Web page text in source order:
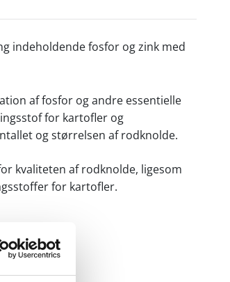
indeholdende fosfor og zink med
af fosfor og andre essentielle
for kartofler og
og størrelsen af rodknolde.
kvaliteten af rodknolde, ligesom
for kartofler.